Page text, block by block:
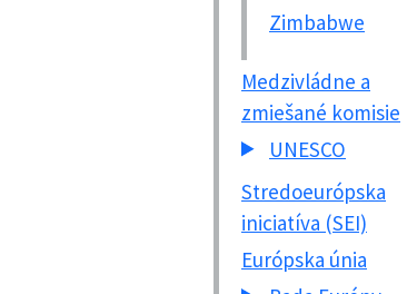
Zimbabwe
Medzivládne a
zmiešané komisie
UNESCO
Stredoeurópska
iniciatíva (SEI)
Európska únia